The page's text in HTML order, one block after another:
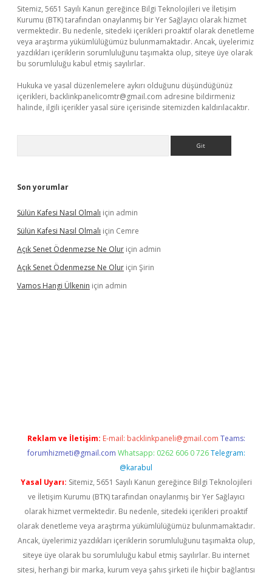
Sitemiz, 5651 Sayılı Kanun gereğince Bilgi Teknolojileri ve İletişim
Kurumu (BTK) tarafından onaylanmış bir Yer Sağlayıcı olarak hizmet
vermektedir. Bu nedenle, sitedeki içerikleri proaktif olarak denetleme
veya araştırma yükümlülüğümüz bulunmamaktadır. Ancak, üyelerimiz
yazdıkları içeriklerin sorumluluğunu taşımakta olup, siteye üye olarak
bu sorumluluğu kabul etmiş sayılırlar.
Hukuka ve yasal düzenlemelere aykırı olduğunu düşündüğünüz
içerikleri, backlinkpanelicomtr@gmail.com adresine bildirmeniz
halinde, ilgili içerikler yasal süre içerisinde sitemizden kaldırılacaktır.
Son yorumlar
Sülün Kafesi Nasıl Olmalı için admin
Sülün Kafesi Nasıl Olmalı için Cemre
Açık Senet Ödenmezse Ne Olur için admin
Açık Senet Ödenmezse Ne Olur için Şirin
Vamos Hangi Ülkenin için admin
Reklam ve İletişim: E-mail: backlinkpaneli@gmail.com Teams:
forumhizmeti@gmail.com Whatsapp: 0262 606 0 726 Telegram:
@karabul
Yasal Uyarı: Sitemiz, 5651 Sayılı Kanun gereğince Bilgi Teknolojileri
ve İletişim Kurumu (BTK) tarafından onaylanmış bir Yer Sağlayıcı
olarak hizmet vermektedir. Bu nedenle, sitedeki içerikleri proaktif
olarak denetleme veya araştırma yükümlülüğümüz bulunmamaktadır.
Ancak, üyelerimiz yazdıkları içeriklerin sorumluluğunu taşımakta olup,
siteye üye olarak bu sorumluluğu kabul etmiş sayılırlar. Bu internet
sitesi, herhangi bir marka, kurum veya şahıs şirketi ile hiçbir bağlantısı